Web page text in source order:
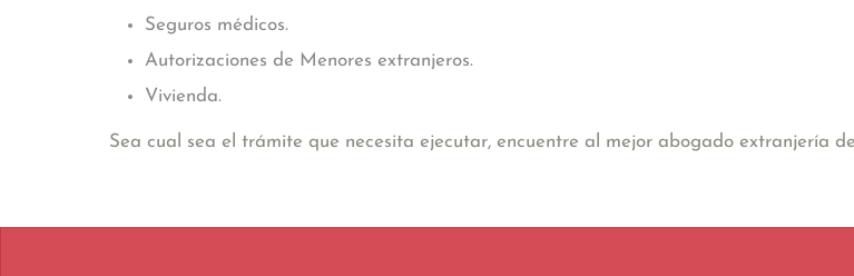
Seguros médicos.
Autorizaciones de Menores extranjeros.
Vivienda.
Sea cual sea el trámite que necesita ejecutar, encuentre al mejor abogado extranjería